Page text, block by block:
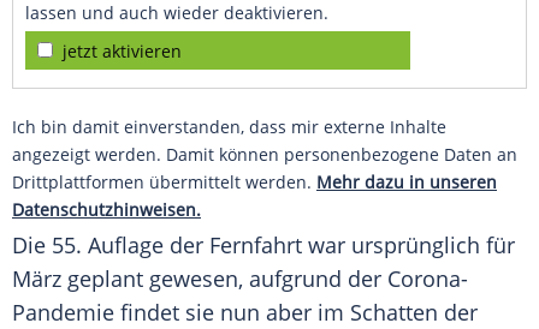
lassen und auch wieder deaktivieren.
jetzt aktivieren
Ich bin damit einverstanden, dass mir externe Inhalte
angezeigt werden. Damit können personenbezogene Daten an
Drittplattformen übermittelt werden. Mehr dazu in unseren
Datenschutzhinweisen.
Die 55. Auflage der Fernfahrt war ursprünglich für
März geplant gewesen, aufgrund der Corona-
Pandemie findet sie nun aber im Schatten der